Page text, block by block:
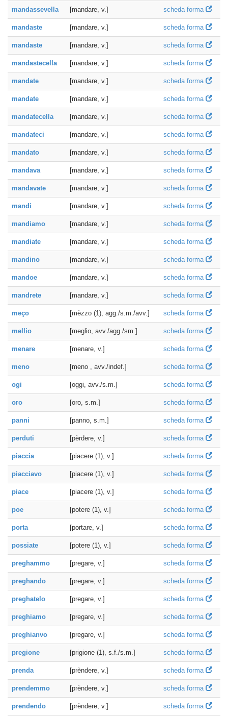
mandassevella [mandare, v.] scheda forma
mandaste [mandare, v.] scheda forma
mandaste [mandare, v.] scheda forma
mandastecella [mandare, v.] scheda forma
mandate [mandare, v.] scheda forma
mandate [mandare, v.] scheda forma
mandatecella [mandare, v.] scheda forma
mandateci [mandare, v.] scheda forma
mandato [mandare, v.] scheda forma
mandava [mandare, v.] scheda forma
mandavate [mandare, v.] scheda forma
mandi [mandare, v.] scheda forma
mandiamo [mandare, v.] scheda forma
mandiate [mandare, v.] scheda forma
mandino [mandare, v.] scheda forma
mandoe [mandare, v.] scheda forma
mandrete [mandare, v.] scheda forma
meço [mèzzo (1), agg./s.m./avv.] scheda forma
mellio [meglio, avv./agg./sm.] scheda forma
menare [menare, v.] scheda forma
meno [meno , avv./indef.] scheda forma
ogi [oggi, avv./s.m.] scheda forma
oro [oro, s.m.] scheda forma
panni [panno, s.m.] scheda forma
perduti [pèrdere, v.] scheda forma
piaccia [piacere (1), v.] scheda forma
piacciavo [piacere (1), v.] scheda forma
piace [piacere (1), v.] scheda forma
poe [potere (1), v.] scheda forma
porta [portare, v.] scheda forma
possiate [potere (1), v.] scheda forma
preghammo [pregare, v.] scheda forma
preghando [pregare, v.] scheda forma
preghatelo [pregare, v.] scheda forma
preghiamo [pregare, v.] scheda forma
preghianvo [pregare, v.] scheda forma
pregione [prigione (1), s.f./s.m.] scheda forma
prenda [prèndere, v.] scheda forma
prendemmo [prèndere, v.] scheda forma
prendendo [prèndere, v.] scheda forma